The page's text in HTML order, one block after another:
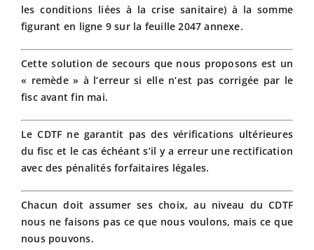
les conditions liées à la crise sanitaire) à la somme
figurant en ligne 9 sur la feuille 2047 annexe.
Cette solution de secours que nous proposons est un
« remède » à l’erreur si elle n’est pas corrigée par le
fisc avant fin mai.
Le CDTF ne garantit pas des vérifications ultérieures
du fisc et le cas échéant s’il y a erreur une rectification
avec des pénalités forfaitaires légales.
Chacun doit assumer ses choix, au niveau du CDTF
nous ne faisons pas ce que nous voulons, mais ce que
nous pouvons.